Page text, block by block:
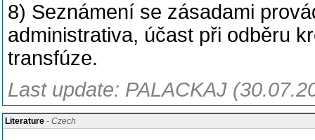
8) Seznámení se zásadami
administrativa, účast při odběru
transfúze.
Last update: PALACKAJ
Literature - Czech